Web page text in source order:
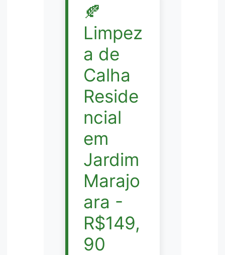
🍂
Limpez
a de
Calha
Reside
ncial
em
Jardim
Marajo
ara -
R$149,
90